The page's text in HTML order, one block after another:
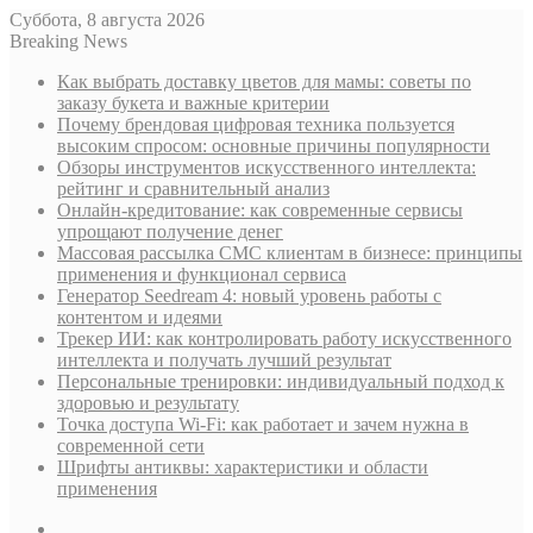
Суббота, 8 августа 2026
Breaking News
Как выбрать доставку цветов для мамы: советы по
заказу букета и важные критерии
Почему брендовая цифровая техника пользуется
высоким спросом: основные причины популярности
Обзоры инструментов искусственного интеллекта:
рейтинг и сравнительный анализ
Онлайн-кредитование: как современные сервисы
упрощают получение денег
Массовая рассылка СМС клиентам в бизнесе: принципы
применения и функционал сервиса
Генератор Seedream 4: новый уровень работы с
контентом и идеями
Трекер ИИ: как контролировать работу искусственного
интеллекта и получать лучший результат
Персональные тренировки: индивидуальный подход к
здоровью и результату
Точка доступа Wi-Fi: как работает и зачем нужна в
современной сети
Шрифты антиквы: характеристики и области
применения